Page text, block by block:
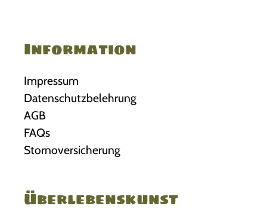
Information
Impressum
Datenschutzbelehrung
AGB
FAQs
Stornoversicherung
Überlebenskunst